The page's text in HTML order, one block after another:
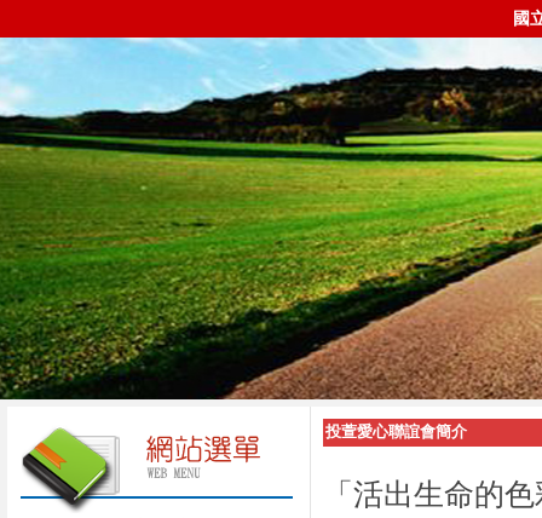
國
投萱愛心聯誼會簡介
「活出生命的